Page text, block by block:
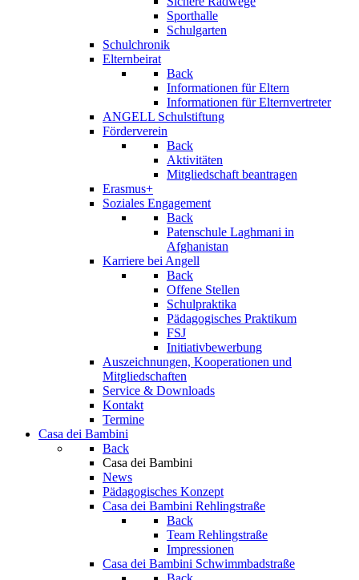
Sporthalle
Schulgarten
Schulchronik
Elternbeirat
Back
Informationen für Eltern
Informationen für Elternvertreter
ANGELL Schulstiftung
Förderverein
Back
Aktivitäten
Mitgliedschaft beantragen
Erasmus+
Soziales Engagement
Back
Patenschule Laghmani in
Afghanistan
Karriere bei Angell
Back
Offene Stellen
Schulpraktika
Pädagogisches Praktikum
FSJ
Initiativbewerbung
Auszeichnungen, Kooperationen und
Mitgliedschaften
Service & Downloads
Kontakt
Termine
Casa dei Bambini
Back
Casa dei Bambini
News
Pädagogisches Konzept
Casa dei Bambini Rehlingstraße
Back
Team Rehlingstraße
Impressionen
Casa dei Bambini Schwimmbadstraße